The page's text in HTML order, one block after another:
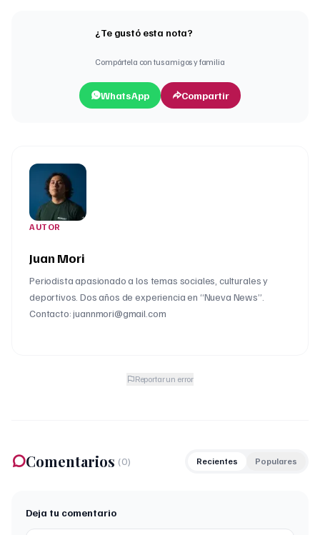
¿Te gustó esta nota?
Compártela con tus amigos y familia
WhatsApp Compartir
AUTOR
Juan Mori
Periodista apasionado a los temas sociales, culturales y
deportivos. Dos años de experiencia en “Nueva News”.
Contacto: juannmori@gmail.com
Reportar un error
Comentarios (0) Recientes Populares
Deja tu comentario